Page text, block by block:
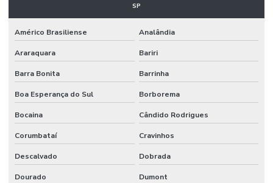
SP
Américo Brasiliense Analândia
Araraquara Bariri
Barra Bonita Barrinha
Boa Esperança do Sul Borborema
Bocaina Cândido Rodrigues
Corumbataí Cravinhos
Descalvado Dobrada
Dourado Dumont